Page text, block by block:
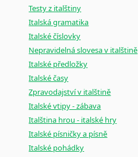
Testy z italštiny
Italská gramatika
Italské číslovky
Nepravidelná slovesa v italštině
Italské předložky
Italské časy
Zpravodajství v italštině
Italské vtipy - zábava
Italština hrou - italské hry
Italské písničky a písně
Italské pohádky